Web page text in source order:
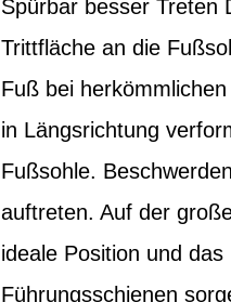
Spürbar besser Treten
Trittfläche an die
Fuß bei
in Längsrichtung
Fußsohle.
auftreten. Auf der
ideale Position und
Führungsschienen